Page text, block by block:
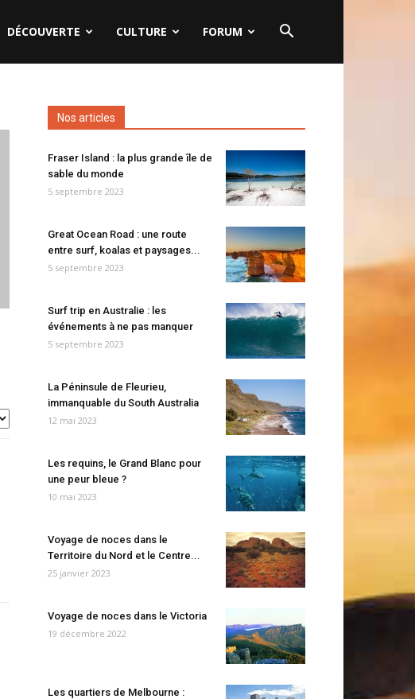
DÉCOUVERTE CULTURE FORUM
Nos articles
Fraser Island : la plus grande île de
sable du monde
5 septembre 2023
Great Ocean Road : une route
entre surf, koalas et paysages...
5 septembre 2023
Surf trip en Australie : les
événements à ne pas manquer
5 septembre 2023
La Péninsule de Fleurieu,
immanquable du South Australia
12 mai 2023
Les requins, le Grand Blanc pour
une peur bleue ?
10 mai 2023
Voyage de noces dans le
Territoire du Nord et le Centre...
25 janvier 2023
Voyage de noces dans le Victoria
19 décembre 2022
Les quartiers de Melbourne :